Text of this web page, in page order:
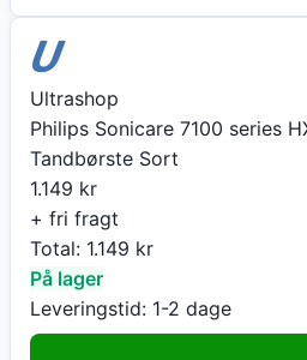
Ultrashop
Philips Sonicare 7100 series
Tandbørste Sort
1.149 kr
+ fri fragt
Total: 1.149 kr
På lager
Leveringstid: 1-2 dage